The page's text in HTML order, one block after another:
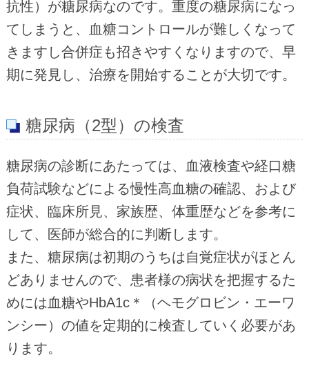
抗性）が糖尿病なのです。重度の糖尿病になっ
てしまうと、血糖コントロールが難しくなって
きますし合併症も招きやすくなりますので、早
期に発見し、治療を開始することが大切です。
糖尿病（2型）の検査
糖尿病の診断にあたっては、血液検査や経口糖
負荷試験などによる慢性高血糖の確認、および
症状、臨床所見、家族歴、体重歴などを参考に
して、医師が総合的に判断します。
また、糖尿病は初期のうちは自覚症状がほとん
どありませんので、患者様の病状を把握するた
めには血糖やHbA1c＊（ヘモグロビン・エーワ
ンシー）の値を定期的に検査していく必要があ
ります。